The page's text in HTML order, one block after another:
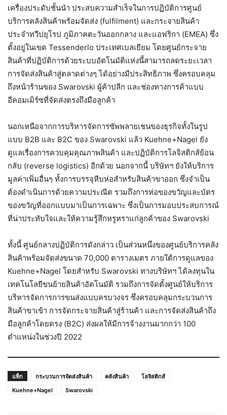
เครื่องประดับชั้นนำ ประสบความสำเร็จในการปฏิบัติการศูนย์
บริการคลังสินค้าพร้อมจัดส่ง (fulfilment) และกระจายสินค้า
ประจำทวีปยุโรป ภูมิภาคตะวันออกกลาง และแอฟริกา (EMEA) ซึ่ง
ตั้งอยู่ในเขต Tessenderlo ประเทศเบลเยียม โดยศูนย์กระจาย
สินค้าที่ปฏิบัติการด้วยระบบอัตโนมัติแห่งนี้สามารถลดระยะเวลา
การจัดส่งสินค้าสู่ตลาดต่างๆ ได้อย่างมีประสิทธิภาพ ซึ่งครอบคลุม
ถึงหน้าร้านของ Swarovski ผู้ค้าปลีก และช่องทางการค้าแบบ
อีคอมเมิร์ซที่จัดส่งตรงถึงมือลูกค้า
นอกเหนือจากการบริหารจัดการซัพพลายเชนของธุรกิจทั้งในรูป
แบบ B2B และ B2C ของ Swarovski แล้ว Kuehne+Nagel ยัง
ดูแลเรื่องการควบคุมคุณภาพสินค้า และปฏิบัติการโลจิสติกส์ย้อน
กลับ (reverse logistics) อีกด้วย นอกจากนี้ บริษัทฯ ยังให้บริการ
มูลค่าเพิ่มอื่นๆ ทั้งการบรรจุหีบห่อสำหรับสินค้าขาออก ซึ่งจำเป็น
ต้องดำเนินการด้วยความประณีต รวมถึงการห่อของขวัญและบัตร
ของขวัญที่ออกแบบมาเป็นการเฉพาะ ซึ่งเป็นการมอบประสบการณ์
ที่น่าประทับใจและให้ความรู้สึกหรูหราแก่ลูกค้าของ Swarovski
ทั้งนี้ ศูนย์กลางปฏิบัติการดังกล่าว เป็นส่วนหนึ่งของศูนย์บริการคลัง
สินค้าพร้อมจัดส่งขนาด 70,000 ตารางเมตร ภายใต้การดูแลของ
Kuehne+Nagel โดยสำหรับ Swarovski ทางบริษัทฯ ได้ลงทุนใน
เทคโนโลยีขนย้ายสินค้าอัตโนมัติ รวมถึงการจัดตั้งศูนย์ให้บริการ
บริหารจัดการการขนส่งแบบครบวงจร ซึ่งครอบคลุมกระบวนการ
สินค้าขาเข้า การจัดกระจายสินค้าสู่ร้านค้า และการจัดส่งสินค้าถึง
มือลูกค้าโดยตรง (B2C) ส่งผลให้มีการจ้างงานมากกว่า 100
ตำแหน่งในช่วงปี 2022
แท็ก กระบวนการจัดส่งสินค้า คลังสินค้า
โลจิสติกส์
Kuehne+Nagel
Swarovski